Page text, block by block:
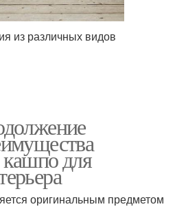
из различных видов
кашпо для
оригинальным предметом